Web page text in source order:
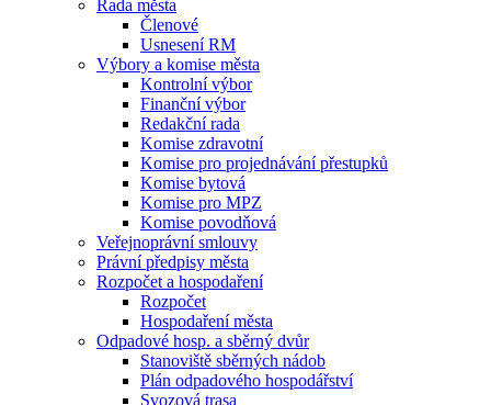
Rada města
Členové
Usnesení RM
Výbory a komise města
Kontrolní výbor
Finanční výbor
Redakční rada
Komise zdravotní
Komise pro projednávání přestupků
Komise bytová
Komise pro MPZ
Komise povodňová
Veřejnoprávní smlouvy
Právní předpisy města
Rozpočet a hospodaření
Rozpočet
Hospodaření města
Odpadové hosp. a sběrný dvůr
Stanoviště sběrných nádob
Plán odpadového hospodářství
Svozová trasa